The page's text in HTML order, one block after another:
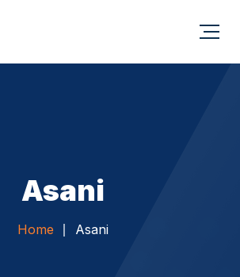
Asani
Home Asani